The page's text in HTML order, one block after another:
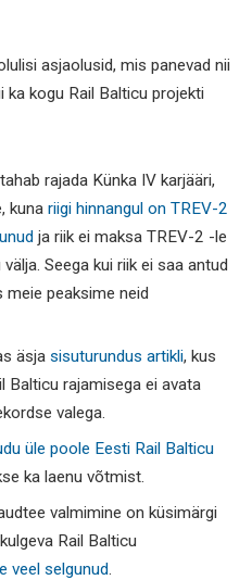
asjaolusid, mis panevad nii
ka kogu Rail Balticu projekti
rajada Künka IV karjääri,
kuna riigi hinnangul on TREV-2
ja riik ei maksa TREV-2 -le
Seega kui riik ei saa antud
peaksime neid
äsja sisuturundus artikli, kus
Balticu rajamisega ei avata
valega.
üle poole Eesti Rail Balticu
ka laenu võtmist.
valmimine on küsimärgi
Rail Balticu
veel selgunud.